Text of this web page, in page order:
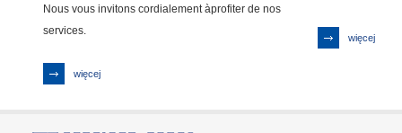
Nous vous invitons cordialement àprofiter de nos
services.
więcej
więcej